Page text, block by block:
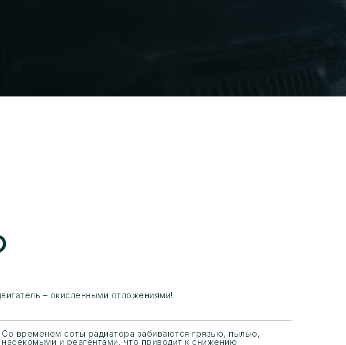
Со временем соты радиатора забиваются грязью, пылью,
насекомыми и реагентами, что приводит к снижению
– окисленными отложениями!